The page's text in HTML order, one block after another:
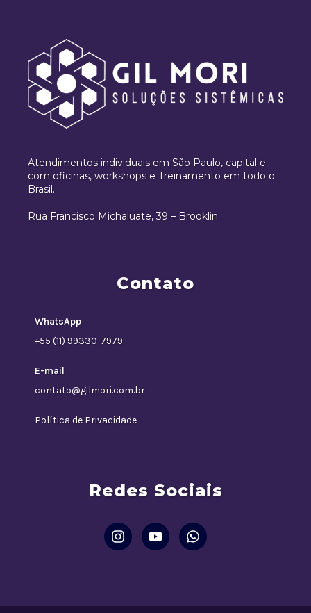
Atendimentos individuais em São Paulo, capital e
com oficinas, workshops e Treinamento em todo o
Brasil.
Rua Francisco Michaluate, 39 – Brooklin.
Contato
WhatsApp
+55 (11) 99330-7979
E-mail
contato@gilmori.com.br
Política de Privacidade
Redes Sociais